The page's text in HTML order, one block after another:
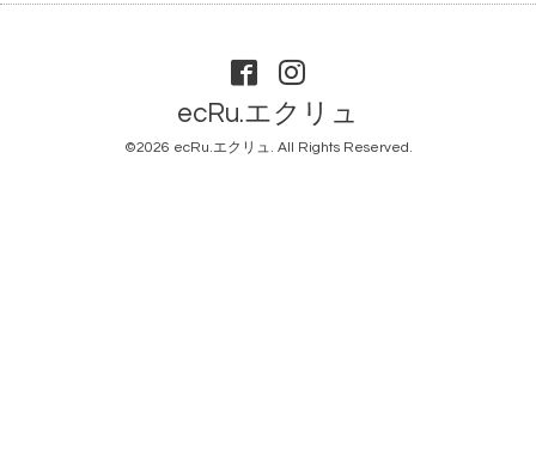
ecRu.エクリュ
©2026 ecRu.エクリュ. All Rights Reserved.